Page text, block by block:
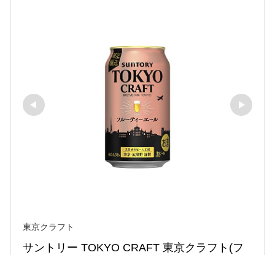
東京クラフト
サントリー TOKYO CRAFT 東京クラフト(フ